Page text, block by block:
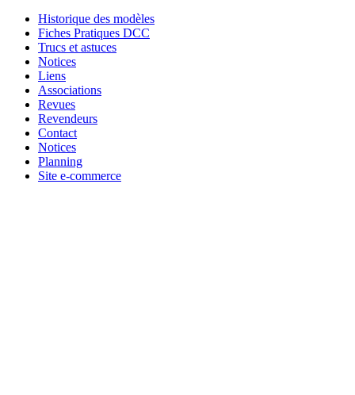
Historique des modèles
Fiches Pratiques DCC
Trucs et astuces
Notices
Liens
Associations
Revues
Revendeurs
Contact
Notices
Planning
Site e-commerce